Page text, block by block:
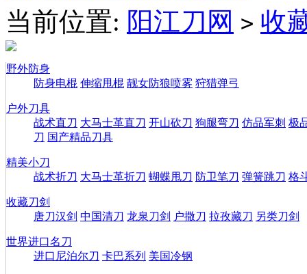
当前位置: 阳江刀网 > 收
野外防身
防身电棍 伸缩甩棍 靓女防狼喷雾 狩猎弹弓
户外刀具
战术直刀 大马士革直刀 开山砍刀 狗腿弯刀 仿品军刺 极
刀 国产精品刀具
精美小刀
战术折刀 大马士革折刀 蝴蝶甩刀 防卫笔刀 弹簧跳刀 格
收藏刀剑
唐刀汉剑 中国清刀 龙泉刀剑 户撒刀 拉孜藏刀 另类刀剑
世界进口名刀
进口尼泊尔刀 卡巴系列 美国冷钢